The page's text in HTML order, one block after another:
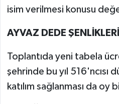
isim verilmesi konusu
AYVAZ DEDE
Toplantıda yeni tabela
şehrinde bu yıl 516'ncısı
katılım sağlanması da